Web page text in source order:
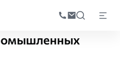
по
металлоконструкций